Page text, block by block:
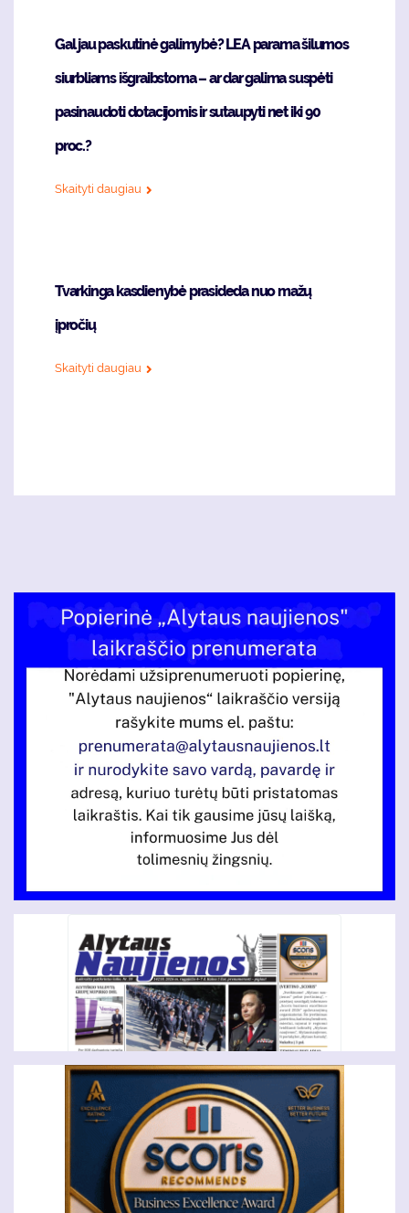
Gal jau paskutinė galimybė? LEA parama šilumos
siurbliams išgraibstoma – ar dar galima suspėti
pasinaudoti dotacijomis ir sutaupyti net iki 90
proc.?
Skaityti daugiau
Tvarkinga kasdienybė prasideda nuo mažų
įpročių
Skaityti daugiau